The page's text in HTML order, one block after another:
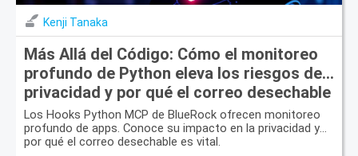
Kenji Tanaka
Más Allá del Código: Cómo el monitoreo
profundo de Python eleva los riesgos de
privacidad y por qué el correo desechable
es tu escudo
Los Hooks Python MCP de BlueRock ofrecen monitoreo
profundo de apps. Conoce su impacto en la privacidad y
por qué el correo desechable es vital.